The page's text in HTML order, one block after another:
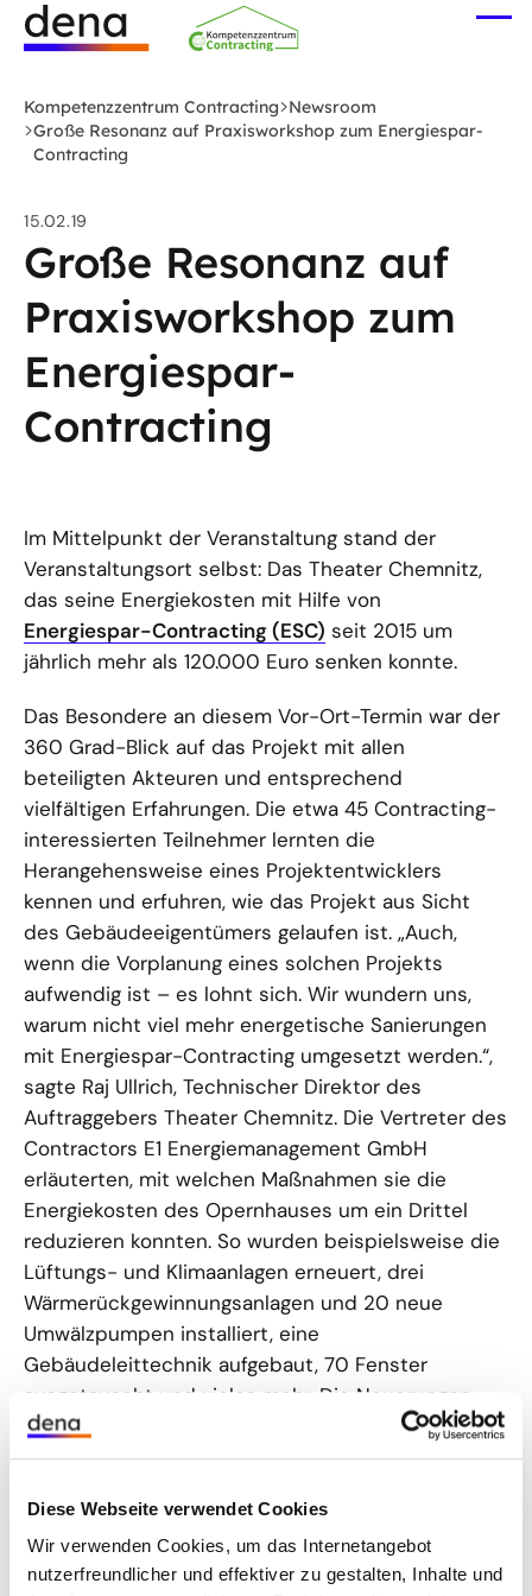
Diese Webseite verwendet Cookies
Wir verwenden Cookies, um das Internetangebot
nutzerfreundlicher und effektiver zu gestalten, Inhalte und
Zum
Hauptinhalt
Deutsche
Energie-
Agentur
-
zur
Startseite
Kompetenzzentrum Contracting Newsroom
Große Resonanz auf Praxisworkshop zum Energiespar-
Contracting
15.02.19
Große Resonanz auf
Praxisworkshop zum
Energiespar-
Contracting
Im Mittelpunkt der Veranstaltung stand der
Veranstaltungsort selbst: Das Theater Chemnitz,
das seine Energiekosten mit Hilfe von
Energiespar-Contracting (ESC) seit 2015 um
jährlich mehr als 120.000 Euro senken konnte.
Das Besondere an diesem Vor-Ort-Termin war der
360 Grad-Blick auf das Projekt mit allen
beteiligten Akteuren und entsprechend
vielfältigen Erfahrungen. Die etwa 45 Contracting-
interessierten Teilnehmer lernten die
Herangehensweise eines Projektentwicklers
kennen und erfuhren, wie das Projekt aus Sicht
des Gebäudeeigentümers gelaufen ist. „Auch,
wenn die Vorplanung eines solchen Projekts
aufwendig ist – es lohnt sich. Wir wundern uns,
warum nicht viel mehr energetische Sanierungen
mit Energiespar-Contracting umgesetzt werden.“,
sagte Raj Ullrich, Technischer Direktor des
Auftraggebers Theater Chemnitz. Die Vertreter des
Contractors E1 Energiemanagement GmbH
erläuterten, mit welchen Maßnahmen sie die
Energiekosten des Opernhauses um ein Drittel
reduzieren konnten. So wurden beispielsweise die
Lüftungs- und Klimaanlagen erneuert, drei
Wärmerückgewinnungsanlagen und 20 neue
Umwälzpumpen installiert, eine
Gebäudeleittechnik aufgebaut, 70 Fenster
ausgetauscht und vieles mehr. Die Neuerungen
konnten sich die Teilnehmer im Anschluss bei
einer einstündigen Führung durch den Keller, die
einer solchen Spielstätte mit viel
Publikumsverkehr ansehen.